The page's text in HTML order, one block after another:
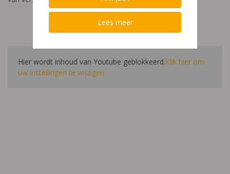
Hier wordt inhoud van Youtube geblokkeerd.Klik hier om
uw instellingen te wijzigen
Lees meer